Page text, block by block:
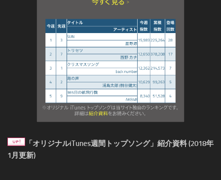
「オリジナルiTunes週間トップソング」紹介資料 (2018年
1月更新)